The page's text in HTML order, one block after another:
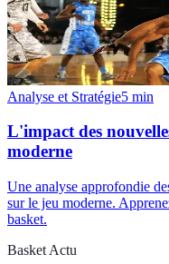
Analyse et Stratégie5 min
L'impact des
moderne
Une analyse approfondie
sur le jeu moderne.
basket.
Basket Actu